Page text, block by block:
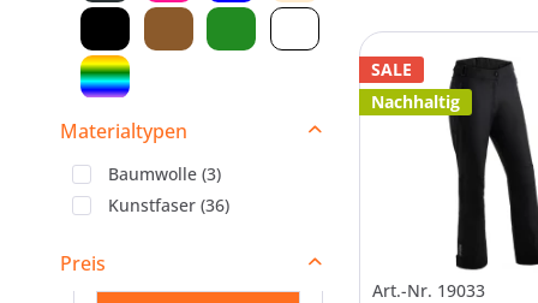
Materialtypen
Baumwolle (3)
Kunstfaser (36)
Preis
SALE
Nachhaltig
Art.-Nr. 19033